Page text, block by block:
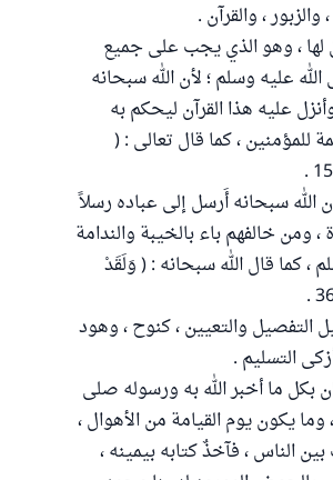
، والقرآن .
لها ، وهو الذي يجب على جميع
عليه وسلم ؛ لأن الله سبحانه
عليه هذا القرآن ليحكم به
، كما قال تعالى : (
الله سبحانه أَرسل إلى عباده رسلاً
ومن خالفهم باء بالخيبة والندامة
، كما قال الله سبحانه : ( وَلَقَدْ
التفصيل والتعيين ، كنوح ، وهود
التسليم .
بكل ما أخبر الله به ورسوله صلى
يكون يوم القيامة من الأهوال ،
الناس ، فآخذٌ كتابه بيمينه ،